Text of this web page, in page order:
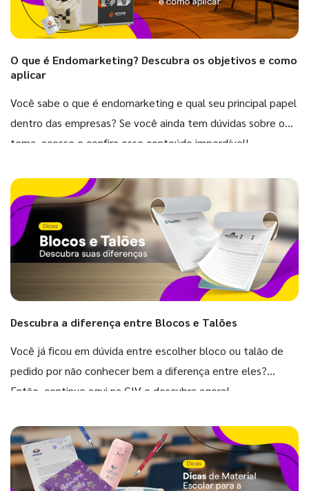
O que é Endomarketing? Descubra os objetivos e como
aplicar
Você sabe o que é endomarketing e qual seu principal papel
dentro das empresas? Se você ainda tem dúvidas sobre o
tema, acesse e confira esse conteúdo imperdível!
Descubra a diferença entre Blocos e Talões
Você já ficou em dúvida entre escolher bloco ou talão de
pedido por não conhecer bem a diferença entre eles?
Então, continue aqui na GIV e descubra agora!